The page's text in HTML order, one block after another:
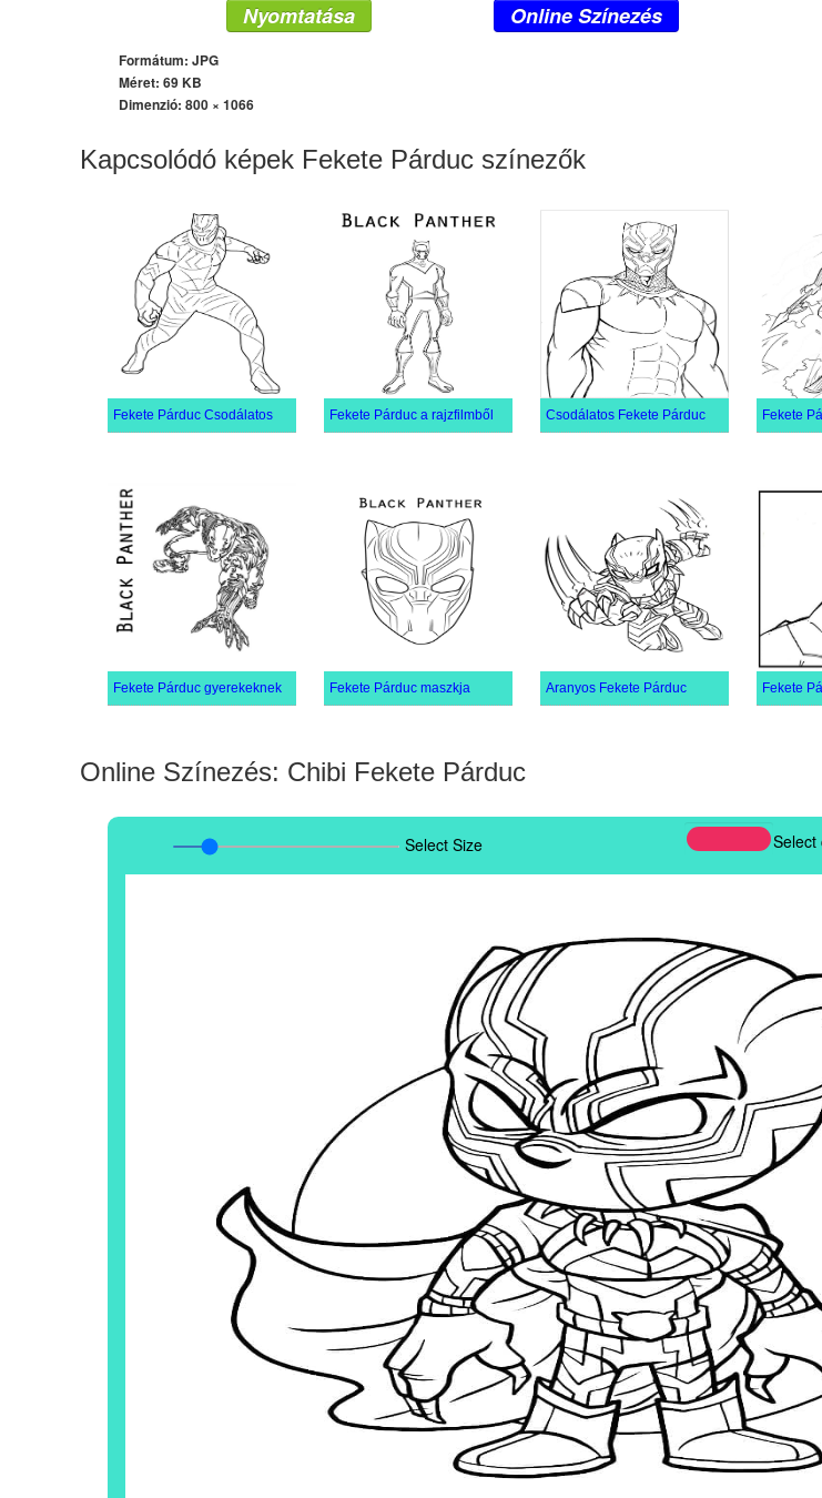
Nyomtatása Online Színezés
Formátum: JPG
Méret: 69 KB
Dimenzió: 800 × 1066
Kapcsolódó képek Fekete Párduc színezők
Fekete Párduc Csodálatos Fekete Párduc a rajzfilmből Csodálatos Fekete Párduc Fekete
Fekete Párduc gyerekeknek Fekete Párduc maszkja Aranyos Fekete Párduc
Online Színezés: Chibi Fekete Párduc
Select Size Select